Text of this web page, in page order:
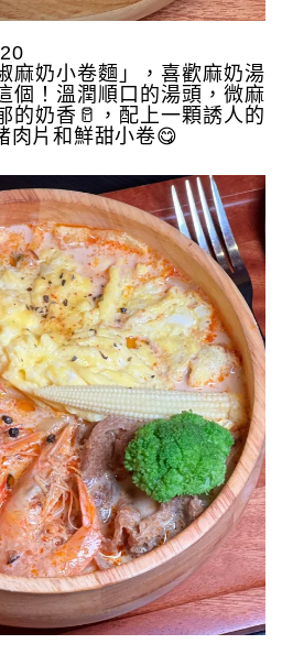
麻奶小卷麵」，喜歡麻奶湯
個！溫潤順口的湯頭，微麻
的奶香🥛，配上一顆誘人的
肉片和鮮甜小卷😋